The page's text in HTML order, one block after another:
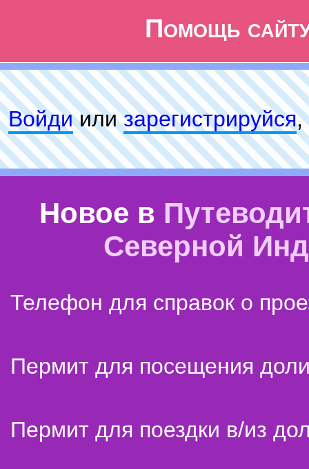
Помощь
Войдиилизарeгиcтpируйся,
Новое в
Северной
Телефон для справок о
Пермит для посещения
Пермит для поездки в/из